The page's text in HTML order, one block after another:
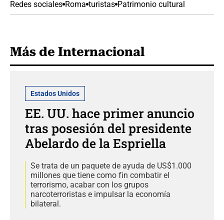
Redes sociales Roma turistas Patrimonio cultural
Más de Internacional
Estados Unidos
EE. UU. hace primer anuncio
tras posesión del presidente
Abelardo de la Espriella
Se trata de un paquete de ayuda de US$1.000
millones que tiene como fin combatir el
terrorismo, acabar con los grupos
narcoterroristas e impulsar la economía
bilateral.